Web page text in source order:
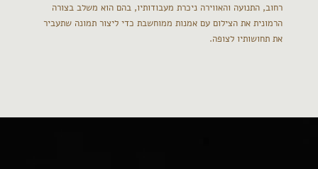
רחוב, התנועה והאווירה ניכרת מעבודותיו, בהם הוא משלב בצורה
הרמונית את הצילום עם אמנות ממוחשבת כדי ליצור תמונה שתעביר
את תחושותיו לצופה.